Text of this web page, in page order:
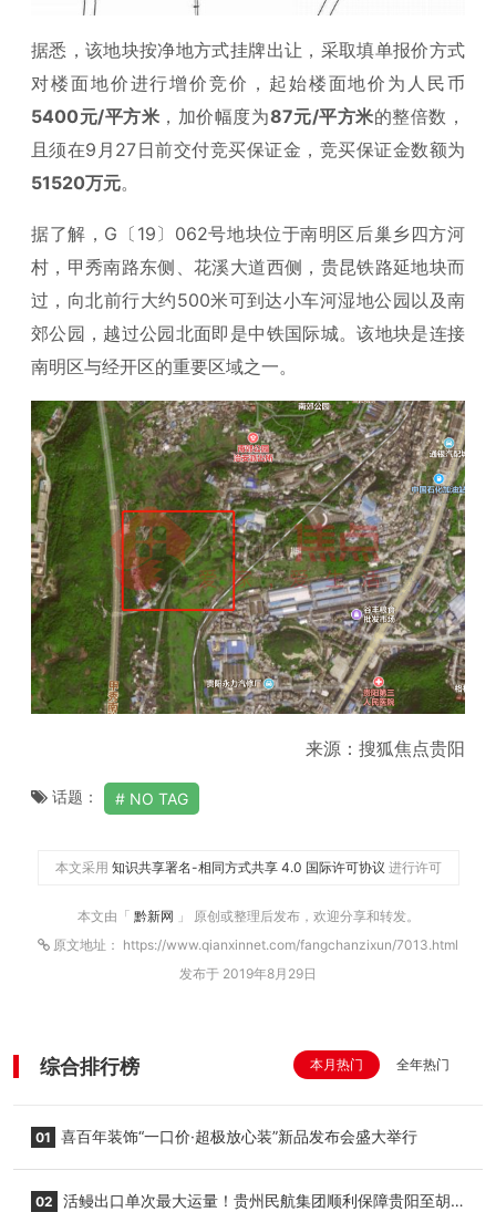
据悉，该地块按净地方式挂牌出让，采取填单报价方式
对楼面地价进行增价竞价，起始楼面地价为人民币
5400元/平方米 ，加价幅度为87元/平方米的整倍数，
且须在9月27日前交付竞买保证金，竞买保证金数额为
51520万元。
据了解，G〔19〕062号地块位于南明区后巢乡四方河
村，甲秀南路东侧、花溪大道西侧，贵昆铁路延地块而
过，向北前行大约500米可到达小车河湿地公园以及南
郊公园，越过公园北面即是中铁国际城。该地块是连接
南明区与经开区的重要区域之一。
来源：搜狐焦点贵阳
话题： NO TAG
本文采用 知识共享署名-相同方式共享 4.0 国际许可协议 进行许可
本文由「 黔新网 」 原创或整理后发布，欢迎分享和转发。
原文地址： https://www.qianxinnet.com/fangchanzixun/7013.html
发布于 2019年8月29日
综合排行榜 本月热门 全年热门
01 喜百年装饰“一口价·超极放心装”新品发布会盛大举行
02 活鳗出口单次最大运量！贵州民航集团顺利保障贵阳至胡